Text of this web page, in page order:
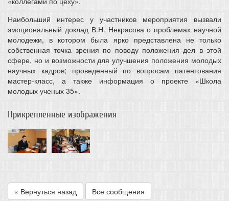
Наибольший интерес у участников мероприятия вызвали
эмоциональный доклад В.Н. Некрасова о проблемах научной
молодежи, в котором была ярко представлена не только
собственная точка зрения по поводу положения дел в этой
сфере, но и возможности для улучшения положения молодых
научных кадров; проведенный по вопросам патентования
мастер-класс, а также информация о проекте «Школа
молодых ученых 35».
Прикрепленные изображения
« Вернуться назад Все сообщения